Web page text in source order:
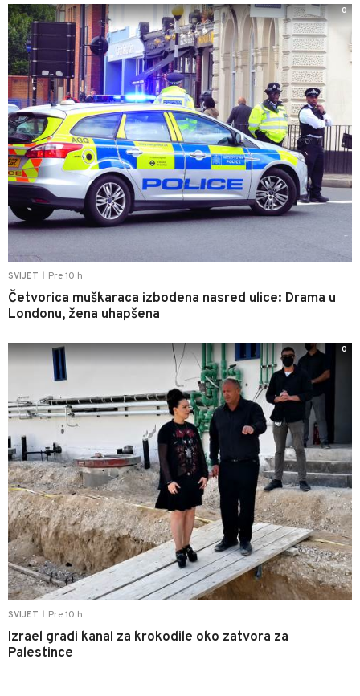
SVIJET Pre 10 h
Četvorica muškaraca izbodena nasred ulice: Drama u
Londonu, žena uhapšena
0
SVIJET Pre 10 h
Izrael gradi kanal za krokodile oko zatvora za
Palestince
0